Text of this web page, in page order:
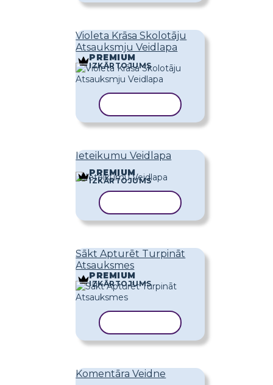
Violeta Krāsa Skolotāju
Atsauksmju Veidlapa
PREMIUM
IZKĀRTOJUMS
Ieteikumu Veidlapa
PREMIUM
IZKĀRTOJUMS
Sākt Apturēt Turpināt
Atsauksmes
PREMIUM
IZKĀRTOJUMS
Komentāra Veidne